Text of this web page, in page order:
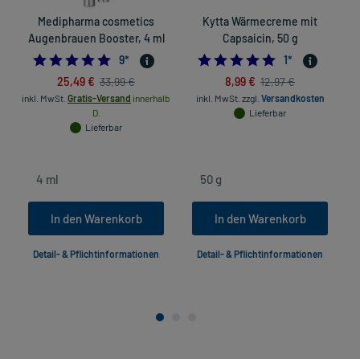
Medipharma cosmetics
Augenbrauen Booster, 4 ml
4.777777777777778
9*
25,49 € 33,99 €
inkl. MwSt. Gratis-Versand innerhalb
D.
Lieferbar
In den Warenkorb
Detail- & Pflichtinformationen
Kytta Wärmecreme mit
Capsaicin, 50 g
5.0
1*
8,99 € 12,97 €
inkl. MwSt. zzgl. Versandkosten
Lieferbar
In den Warenkorb
Detail- & Pflichtinformationen